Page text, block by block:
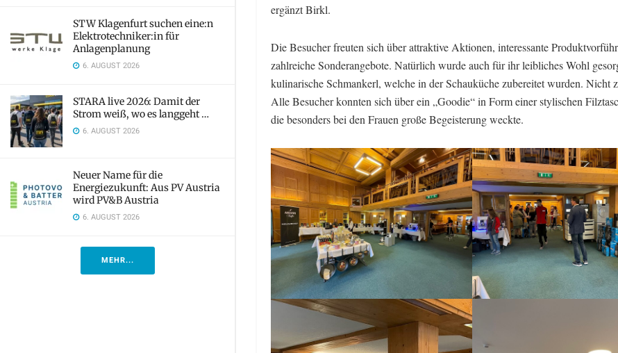
STW Klagenfurt suchen eine:n
Elektrotechniker:in für
Anlagenplanung
6. AUGUST 2026
STARA live 2026: Damit der
Strom weiß, wo es langgeht …
6. AUGUST 2026
Neuer Name für die
Energiezukunft: Aus PV Austria
wird PV&B Austria
6. AUGUST 2026
MEHR...
ergänzt Birkl.
Die Besucher freuten sich über attraktive Aktionen, interessante
zahlreiche Sonderangebote. Natürlich wurde auch für ihr leibliches Wohl
kulinarische Schmankerl, welche in der Schauküche zubereitet wurden. Nicht
Alle Besucher konnten sich über ein „Goodie“ in Form einer stylischen
die besonders bei den Frauen große Begeisterung weckte.